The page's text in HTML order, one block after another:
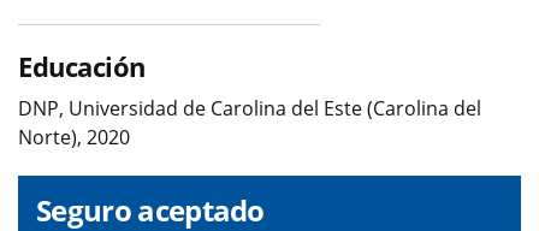
Educación
DNP, Universidad de Carolina del Este (Carolina del
Norte), 2020
Seguro aceptado